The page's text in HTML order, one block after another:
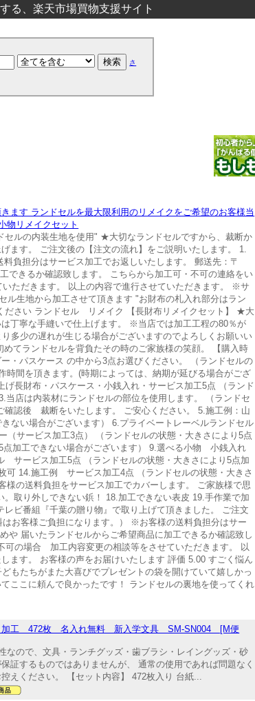
る、楽天市場買物支援サイト
さ
ます ランドセルを最大限利用のリメイクをご希望のお客様当
リメイクセット
セルの内装生地を使用" ★大切なランドセルですから、裁断か
ます。 ご注文後の【注文の流れ】をご説明いたします。 1.
負担分はサービス加工でお返しいたします。 郵送先：〒
るか確認致します。 こちらから加工可・不可の連絡をい
ただきます。 以上の内容で進行させていただきます。 ※サ
ル生地から加工させて頂きます "お財布の札入れ部分はラン
ださい ランドセル リメイク 【長財布リメイクセット】 ★大
丁寧な手縫いで仕上げます。 ※当店では加工工程の80％が
少の遅れが生じる場合がございますのでよろしくお願いい
てランドセルを背負たその時のご家族様の笑顔。 【購入時
・パスケース の中から3点お選びください。 （ランドセルの
間を頂きます。(時期によっては、納期が延びる場合がござ
長財布・パスケース・小銭入れ・サービス加工5点 （ランド
店は内装材にランドセルの部位を使用します。 （ランドセ
確認後 裁断をいたします。 ご安心ください。 5.施工例：山
ない場合がございます） 6.プライベートレーベルランドセル
サービス加工3点） （ランドセルの状態・大きさにより5点
加工できない場合がございます） 9.選べる小物 小銭入れ
サービス加工5点 （ランドセルの状態・大きさにより5点加
14.施工例 サービス加工4点 （ランドセルの状態・大きさ
の送料負担をサービス加工でカバーします。 ご家族様で思
取り外しできない鋲！ 18.加工できない表皮 19.手作業で加
ビ番組『千葉の贈り物』で取り上げて頂きました。 ご注文
お客様ご負担になります。） ※お客様の送料負担分はサー
届いたランドセルからご希望商品に加工できるか確認致し
の場合 加工内容変更の相談等をさせていただきます。 以
ます。 お客様の声をお届けいたします 評価 5.00 すごく悩ん
もたちがまた大喜びでプレゼントの袋を開けていて嬉しかっ
ここに頼んで良かったです！ ランドセルの裏地を使ってくれ
加工 472枚 名入れ無料 新入学文具 SM-SN004 [M便
ので、文具・ランチグッズ・歯ブラシ・レイングッズ・砂
するものではありませんが、 通常の使用であれば問題なく
えください。 【セット内容】 472枚入り 台紙...